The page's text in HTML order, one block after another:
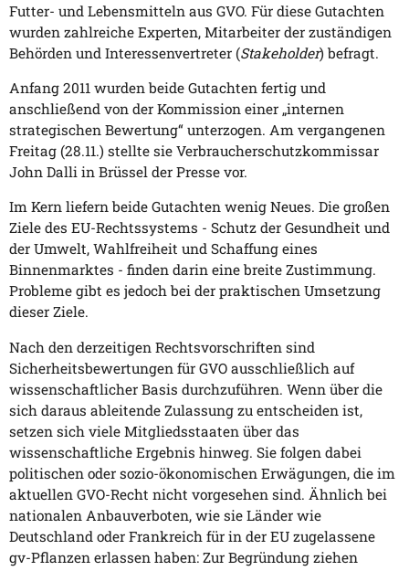
Futter- und Lebensmitteln aus GVO. Für diese Gutachten
wurden zahlreiche Experten, Mitarbeiter der zuständigen
Behörden und Interessenvertreter (Stakeholder) befragt.
Anfang 2011 wurden beide Gutachten fertig und
anschließend von der Kommission einer „internen
strategischen Bewertung“ unterzogen. Am vergangenen
Freitag (28.11.) stellte sie Verbraucherschutzkommissar
John Dalli in Brüssel der Presse vor.
Im Kern liefern beide Gutachten wenig Neues. Die großen
Ziele des EU-Rechtssystems - Schutz der Gesundheit und
der Umwelt, Wahlfreiheit und Schaffung eines
Binnenmarktes - finden darin eine breite Zustimmung.
Probleme gibt es jedoch bei der praktischen Umsetzung
dieser Ziele.
Nach den derzeitigen Rechtsvorschriften sind
Sicherheitsbewertungen für GVO ausschließlich auf
wissenschaftlicher Basis durchzuführen. Wenn über die
sich daraus ableitende Zulassung zu entscheiden ist,
setzen sich viele Mitgliedsstaaten über das
wissenschaftliche Ergebnis hinweg. Sie folgen dabei
politischen oder sozio-ökonomischen Erwägungen, die im
aktuellen GVO-Recht nicht vorgesehen sind. Ähnlich bei
nationalen Anbauverboten, wie sie Länder wie
Deutschland oder Frankreich für in der EU zugelassene
gv-Pflanzen erlassen haben: Zur Begründung ziehen